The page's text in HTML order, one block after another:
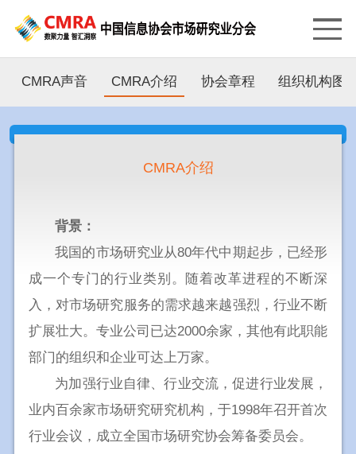
CMRA声音 CMRA介绍 协会章程 组织机构图
CMRA介绍
背景：
我国的市场研究业从80年代中期起步，已经形
成一个专门的行业类别。随着改革进程的不断深
入，对市场研究服务的需求越来越强烈，行业不断
扩展壮大。专业公司已达2000余家，其他有此职能
部门的组织和企业可达上万家。
为加强行业自律、行业交流，促进行业发展，
业内百余家市场研究研究机构，于1998年召开首次
行业会议，成立全国市场研究协会筹备委员会。